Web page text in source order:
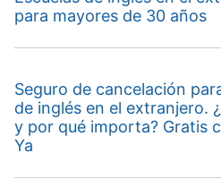
para mayores de 30 años
Seguro de cancelación
de inglés en el extranjero.
y por qué importa? Gratis
Ya